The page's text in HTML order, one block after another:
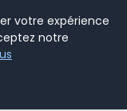
votre expérience
notre